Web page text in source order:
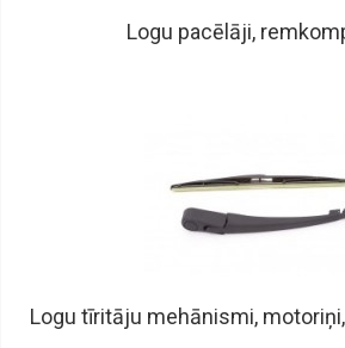
Logu pacēlāji,
Logu tīritāju mehānismi,